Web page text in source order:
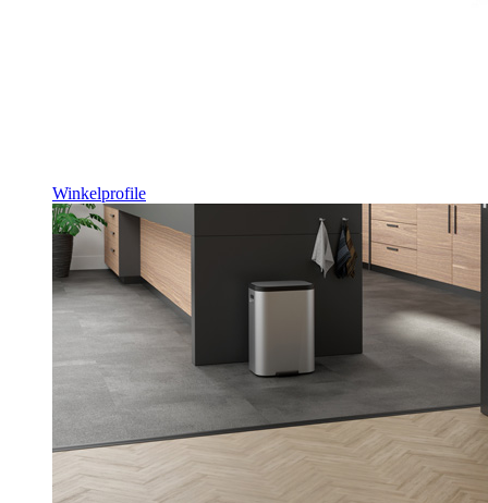
Winkelprofile